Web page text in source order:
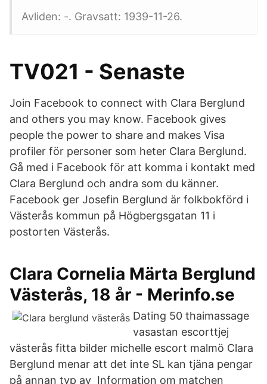
Avliden: -. Gravsatt: 1939-11-26.
TV021 - Senaste
Join Facebook to connect with Clara Berglund
and others you may know. Facebook gives
people the power to share and makes Visa
profiler för personer som heter Clara Berglund.
Gå med i Facebook för att komma i kontakt med
Clara Berglund och andra som du känner.
Facebook ger Josefin Berglund är folkbokförd i
Västerås kommun på Högbergsgatan 11 i
postorten Västerås.
Clara Cornelia Märta Berglund
Västerås, 18 år - Merinfo.se
Dating 50 thaimassage
vasastan escorttjej
västerås fitta bilder michelle escort malmö Clara
Berglund menar att det inte SL kan tjäna pengar
på annan typ av Information om matchen